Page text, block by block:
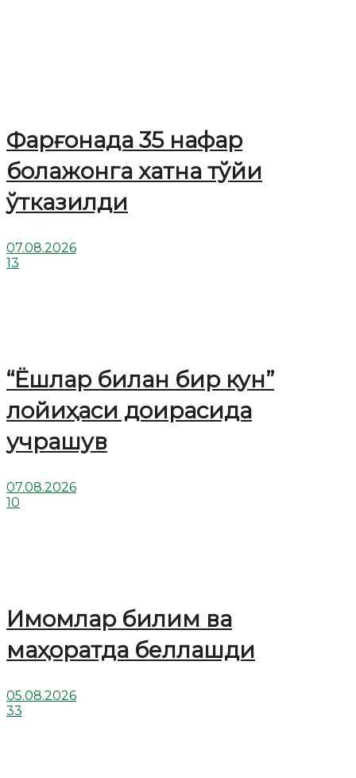
Фарғонада 35 нафар
болажонга хатна тўйи
ўтказилди
07.08.2026
13
“Ёшлар билан бир кун”
лойиҳаси доирасида
учрашув
07.08.2026
10
Имомлар билим ва
маҳоратда беллашди
05.08.2026
33